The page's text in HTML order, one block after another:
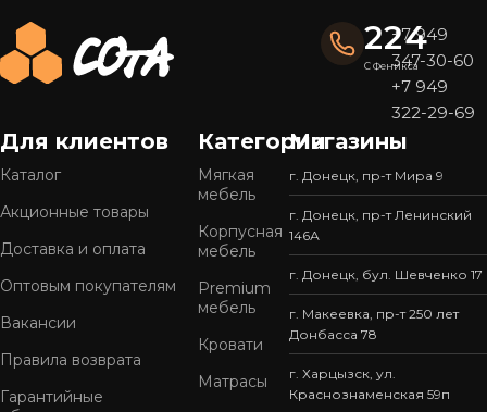
224
С Феникса
+7 949
347-30-60
+7 949
322-29-69
Для клиентов
Каталог
Акционные товары
Доставка и оплата
Оптовым покупателям
Вакансии
Правила возврата
Гарантийные
Категории
Мягкая
мебель
Корпусная
мебель
Premium
мебель
Кровати
Матрасы
Магазины
г. Донецк, пр-т Мира 9
г. Донецк, пр-т Ленинский
146А
г. Донецк, бул. Шевченко 17
г. Макеевка, пр-т 250 лет
Донбасса 78
г. Харцызск, ул.
Краснознаменская 59п